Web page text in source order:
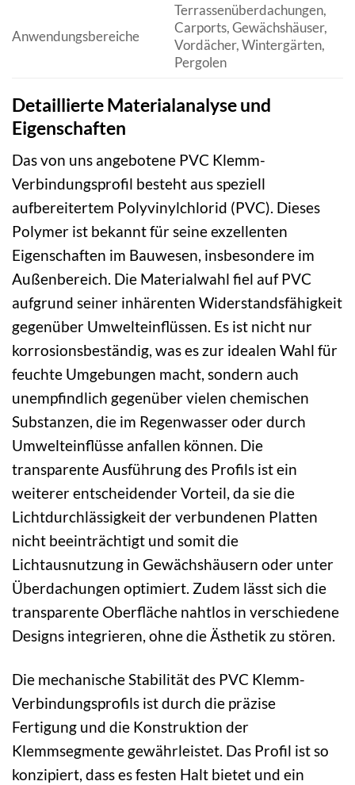
Anwendungsbereiche
Terrassenüberdachungen,
Carports, Gewächshäuser,
Vordächer, Wintergärten,
Pergolen
Detaillierte Materialanalyse und
Eigenschaften
Das von uns angebotene PVC Klemm-
Verbindungsprofil besteht aus speziell
aufbereitertem Polyvinylchlorid (PVC). Dieses
Polymer ist bekannt für seine exzellenten
Eigenschaften im Bauwesen, insbesondere im
Außenbereich. Die Materialwahl fiel auf PVC
aufgrund seiner inhärenten Widerstandsfähigkeit
gegenüber Umwelteinflüssen. Es ist nicht nur
korrosionsbeständig, was es zur idealen Wahl für
feuchte Umgebungen macht, sondern auch
unempfindlich gegenüber vielen chemischen
Substanzen, die im Regenwasser oder durch
Umwelteinflüsse anfallen können. Die
transparente Ausführung des Profils ist ein
weiterer entscheidender Vorteil, da sie die
Lichtdurchlässigkeit der verbundenen Platten
nicht beeinträchtigt und somit die
Lichtausnutzung in Gewächshäusern oder unter
Überdachungen optimiert. Zudem lässt sich die
transparente Oberfläche nahtlos in verschiedene
Designs integrieren, ohne die Ästhetik zu stören.
Die mechanische Stabilität des PVC Klemm-
Verbindungsprofils ist durch die präzise
Fertigung und die Konstruktion der
Klemmsegmente gewährleistet. Das Profil ist so
konzipiert, dass es festen Halt bietet und ein